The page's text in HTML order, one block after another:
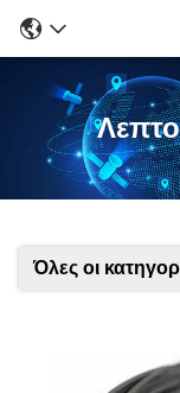
Όλες οι